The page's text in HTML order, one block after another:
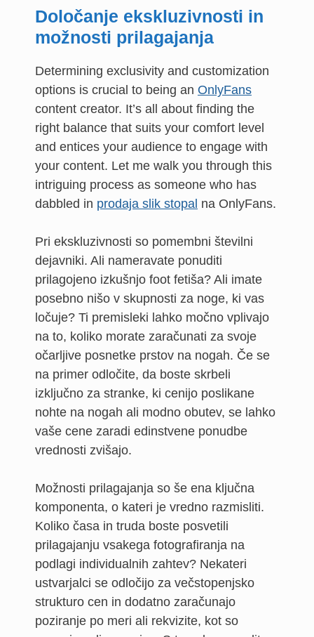
Določanje ekskluzivnosti in
možnosti prilagajanja
Determining exclusivity and customization
options is crucial to being an OnlyFans
content creator. It’s all about finding the
right balance that suits your comfort level
and entices your audience to engage with
your content. Let me walk you through this
intriguing process as someone who has
dabbled in prodaja slik stopal na OnlyFans.
Pri ekskluzivnosti so pomembni številni
dejavniki. Ali nameravate ponuditi
prilagojeno izkušnjo foot fetiša? Ali imate
posebno nišo v skupnosti za noge, ki vas
ločuje? Ti premisleki lahko močno vplivajo
na to, koliko morate zaračunati za svoje
očarljive posnetke prstov na nogah. Če se
na primer odločite, da boste skrbeli
izključno za stranke, ki cenijo poslikane
nohte na nogah ali modno obutev, se lahko
vaše cene zaradi edinstvene ponudbe
vrednosti zvišajo.
Možnosti prilagajanja so še ena ključna
komponenta, o kateri je vredno razmisliti.
Koliko časa in truda boste posvetili
prilagajanju vsakega fotografiranja na
podlagi individualnih zahtev? Nekateri
ustvarjalci se odločijo za večstopenjsko
strukturo cen in dodatno zaračunajo
poziranje po meri ali rekvizite, kot so